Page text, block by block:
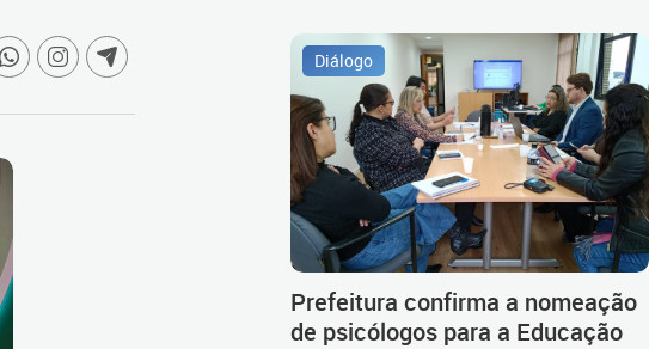
Diálogo
Prefeitura confirma a nomeação
de psicólogos para a Educação